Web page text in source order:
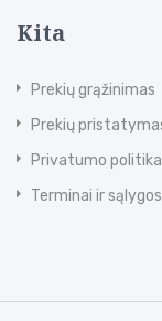
Kita
Prekių grąžinimas
Prekių
Privatumo
Terminai ir sąlygos